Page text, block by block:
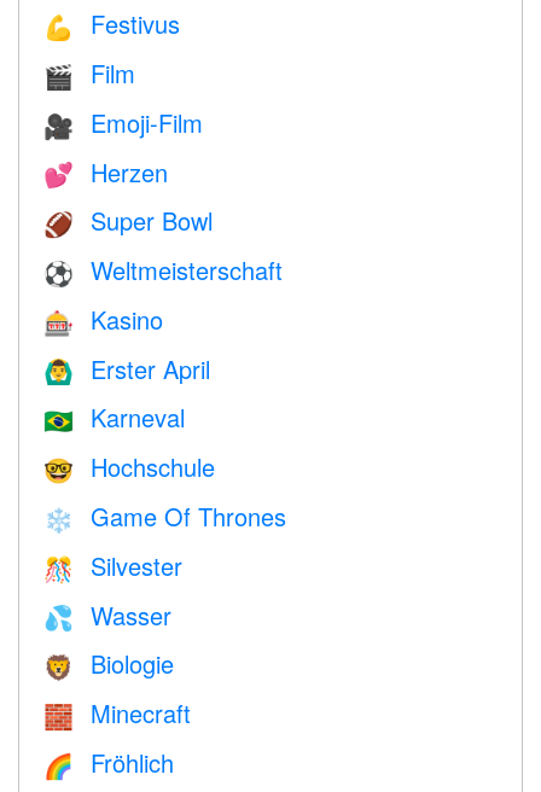
💪 Festivus
🎬 Film
🎥 Emoji-Film
💕 Herzen
🏈 Super Bowl
⚽ Weltmeisterschaft
🎰 Kasino
🙆‍♂️ Erster April
🇧🇷 Karneval
🤓 Hochschule
❄️ Game Of Thrones
🎊 Silvester
💦 Wasser
🦁 Biologie
🧱 Minecraft
🌈 Fröhlich